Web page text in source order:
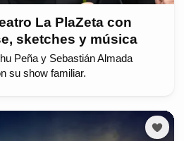
La PlaZeta con
sketches y música
Peña y Sebastián Almada
su show familiar.